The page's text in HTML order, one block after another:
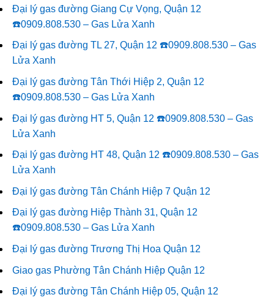
Đại lý gas đường Giang Cự Vọng, Quận 12
☎️0909.808.530 – Gas Lửa Xanh
Đại lý gas đường TL 27, Quận 12 ☎️0909.808.530 – Gas
Lửa Xanh
Đại lý gas đường Tân Thới Hiệp 2, Quận 12
☎️0909.808.530 – Gas Lửa Xanh
Đại lý gas đường HT 5, Quận 12 ☎️0909.808.530 – Gas
Lửa Xanh
Đại lý gas đường HT 48, Quận 12 ☎️0909.808.530 – Gas
Lửa Xanh
Đại lý gas đường Tân Chánh Hiệp 7 Quận 12
Đại lý gas đường Hiệp Thành 31, Quận 12
☎️0909.808.530 – Gas Lửa Xanh
Đại lý gas đường Trương Thị Hoa Quận 12
Giao gas Phường Tân Chánh Hiệp Quận 12
Đại lý gas đường Tân Chánh Hiệp 05, Quận 12